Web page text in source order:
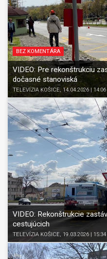
BEZ KOMENTÁRA
VIDEO: Pre rekonštrukciu
dočasné stanoviská
TELEVÍZIA KOŠICE, 14.04.2026 | 14:06
VIDEO: Rekonštrukcie
cestujúcich
TELEVÍZIA KOŠICE, 19.03.2026 | 15:34